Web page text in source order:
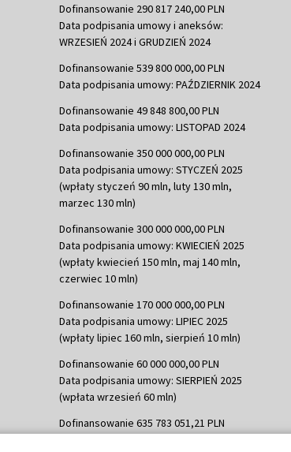
Dofinansowanie 290 817 240,00 PLN
Data podpisania umowy i aneksów:
WRZESIEŃ 2024 i GRUDZIEŃ 2024
Dofinansowanie 539 800 000,00 PLN
Data podpisania umowy: PAŹDZIERNIK 2024
Dofinansowanie 49 848 800,00 PLN
Data podpisania umowy: LISTOPAD 2024
Dofinansowanie 350 000 000,00 PLN
Data podpisania umowy: STYCZEŃ 2025
(wpłaty styczeń 90 mln, luty 130 mln,
marzec 130 mln)
Dofinansowanie 300 000 000,00 PLN
Data podpisania umowy: KWIECIEŃ 2025
(wpłaty kwiecień 150 mln, maj 140 mln,
czerwiec 10 mln)
Dofinansowanie 170 000 000,00 PLN
Data podpisania umowy: LIPIEC 2025
(wpłaty lipiec 160 mln, sierpień 10 mln)
Dofinansowanie 60 000 000,00 PLN
Data podpisania umowy: SIERPIEŃ 2025
(wpłata wrzesień 60 mln)
Dofinansowanie 635 783 051,21 PLN